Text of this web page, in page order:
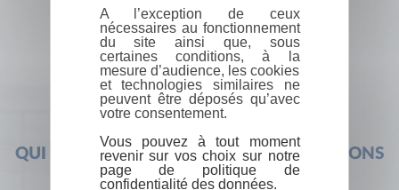
QUI SOMMES-NOUS ?FOIRE AUX QUESTIONS
A l’exception de ceux
nécessaires au fonctionnement
du site ainsi que, sous
certaines conditions, à la
mesure d’audience, les cookies
et technologies similaires ne
peuvent être déposés qu’avec
votre consentement.
Vous pouvez à tout moment
revenir sur vos choix sur notre
page de politique de
confidentialité des données.